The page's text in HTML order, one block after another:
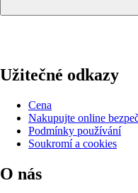
Užitečné odkazy
Cena
Nakupujte online
Podmínky používání
Soukromí a cookies
O nás